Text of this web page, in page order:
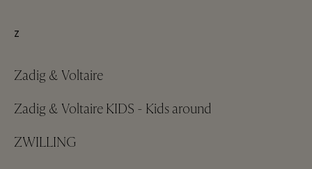
Z
Zadig & Voltaire
Zadig & Voltaire KIDS - Kids around
ZWILLING